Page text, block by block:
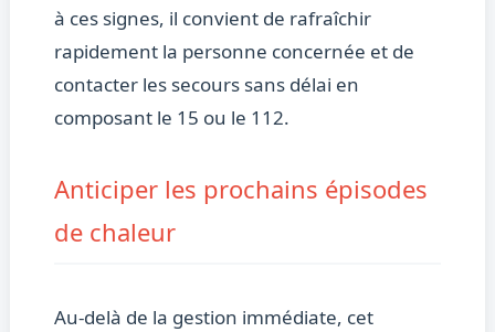
à ces signes, il convient de rafraîchir
rapidement la personne concernée et de
contacter les secours sans délai en
composant le 15 ou le 112.
Anticiper les prochains épisodes
de chaleur
Au-delà de la gestion immédiate, cet